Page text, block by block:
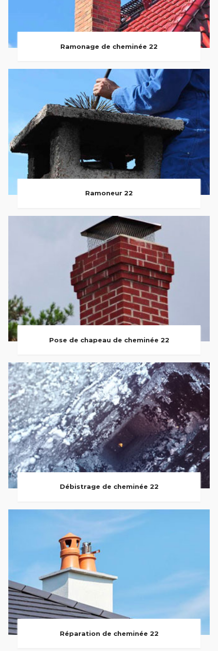
Ramonage de cheminée 22
Ramoneur 22
Pose de chapeau de cheminée 22
Débistrage de cheminée 22
Réparation de cheminée 22